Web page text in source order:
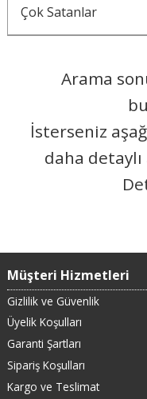
Çok Satanlar
Arama
İsterseniz
daha
Müşteri Hizmetleri
Gizlilik ve Güvenlik
Üyelik Koşulları
Garanti Şartları
Sipariş Koşulları
Kargo ve Teslimat